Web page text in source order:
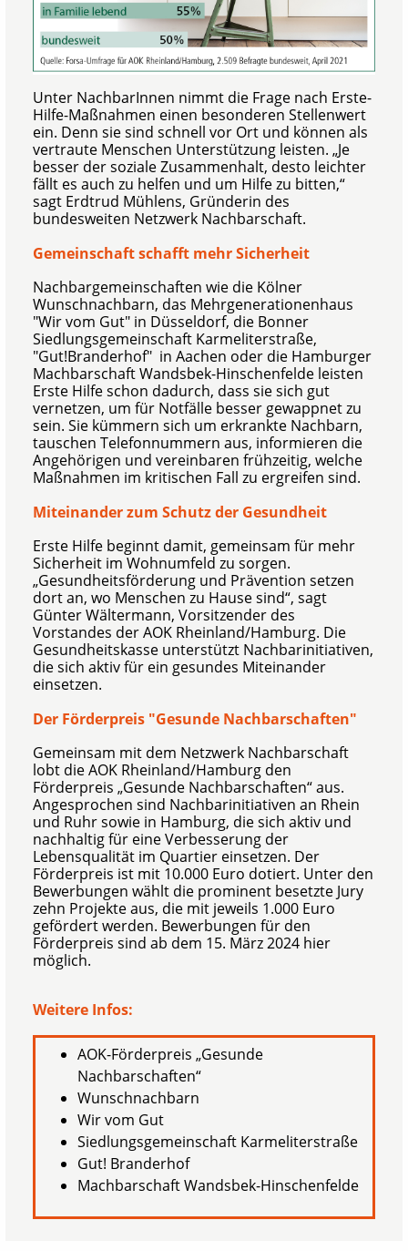
Unter NachbarInnen nimmt die Frage nach Erste-
Hilfe-Maßnahmen einen besonderen Stellenwert
ein. Denn sie sind schnell vor Ort und können als
vertraute Menschen Unterstützung leisten. „Je
besser der soziale Zusammenhalt, desto leichter
fällt es auch zu helfen und um Hilfe zu bitten,“
sagt Erdtrud Mühlens, Gründerin des
bundesweiten Netzwerk Nachbarschaft.
Gemeinschaft schafft mehr Sicherheit
Nachbargemeinschaften wie die Kölner
Wunschnachbarn, das Mehrgenerationenhaus
"Wir vom Gut" in Düsseldorf, die Bonner
Siedlungsgemeinschaft Karmeliterstraße,
"Gut!Branderhof" in Aachen oder die Hamburger
Machbarschaft Wandsbek-Hinschenfelde leisten
Erste Hilfe schon dadurch, dass sie sich gut
vernetzen, um für Notfälle besser gewappnet zu
sein. Sie kümmern sich um erkrankte Nachbarn,
tauschen Telefonnummern aus, informieren die
Angehörigen und vereinbaren frühzeitig, welche
Maßnahmen im kritischen Fall zu ergreifen sind.
Miteinander zum Schutz der Gesundheit
Erste Hilfe beginnt damit, gemeinsam für mehr
Sicherheit im Wohnumfeld zu sorgen.
„Gesundheitsförderung und Prävention setzen
dort an, wo Menschen zu Hause sind“, sagt
Günter Wältermann, Vorsitzender des
Vorstandes der AOK Rheinland/Hamburg. Die
Gesundheitskasse unterstützt Nachbarinitiativen,
die sich aktiv für ein gesundes Miteinander
einsetzen.
Der Förderpreis "Gesunde Nachbarschaften"
Gemeinsam mit dem Netzwerk Nachbarschaft
lobt die AOK Rheinland/Hamburg den
Förderpreis „Gesunde Nachbarschaften“ aus.
Angesprochen sind Nachbarinitiativen an Rhein
und Ruhr sowie in Hamburg, die sich aktiv und
nachhaltig für eine Verbesserung der
Lebensqualität im Quartier einsetzen. Der
Förderpreis ist mit 10.000 Euro dotiert. Unter den
Bewerbungen wählt die prominent besetzte Jury
zehn Projekte aus, die mit jeweils 1.000 Euro
gefördert werden. Bewerbungen für den
Förderpreis sind ab dem 15. März 2024 hier
möglich.
Weitere Infos:
AOK-Förderpreis „Gesunde
Nachbarschaften“
Wunschnachbarn
Wir vom Gut
Siedlungsgemeinschaft Karmeliterstraße
Gut! Branderhof
Machbarschaft Wandsbek-Hinschenfelde